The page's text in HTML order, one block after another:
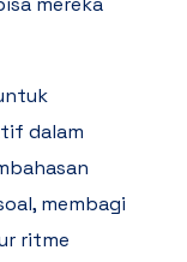
dalam
membagi
ritme